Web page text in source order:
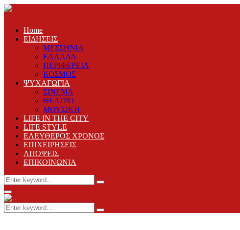
Home
ΕΙΔΗΣΕΙΣ
ΜΕΣΣΗΝΙΑ
ΕΛΛΑΔΑ
ΠΕΡΙΦΕΡΕΙΑ
ΚΟΣΜΟΣ
ΨΥΧΑΓΩΓΙΑ
ΣΙΝΕΜΑ
ΘΕΑΤΡΟ
ΜΟΥΣΙΚΗ
LIFE IN THE CITY
LIFE STYLE
ΕΛΕΥΘΕΡΟΣ ΧΡΟΝΟΣ
ΕΠΙΧΕΙΡΗΣΕΙΣ
ΑΠΟΨΕΙΣ
ΕΠΙΚΟΙΝΩΝΙΑ
Search
for:
Search
Primary
Menu
Search
for:
Search